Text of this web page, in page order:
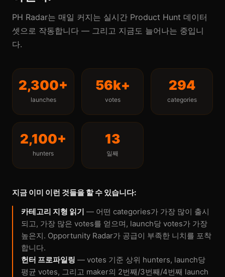
PH Radar는 매일 커지는 실시간 Product Hunt 데이터
셋으로 작동합니다 — 그리고 지금도 늘어나는 중입니
다.
2,300+
launches
56k+
votes
294
categories
2,100+
hunters
13
일째
지금 이미 이런 것들을 할 수 있습니다:
카테고리 지형 읽기 — 어떤 categories가 가장 많이 출시
되고, 가장 많은 votes를 얻으며, launch당 votes가 가장
높은지. Opportunity Radar가 공급이 부족한 니치를 포착
합니다.
헌터 프로파일링 — votes 기준 상위 hunters, launch당
평균 votes, 그리고 maker의 2번째/3번째/4번째 launch